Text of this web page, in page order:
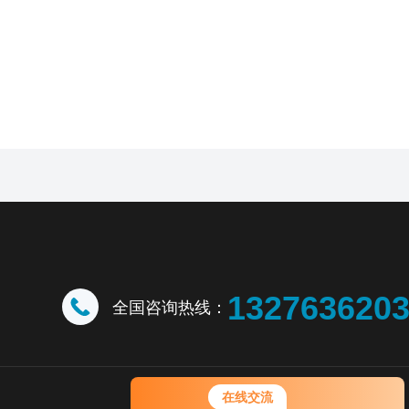
在线交流
您好！欢迎前来咨询，很高兴为您
全国咨询热线：